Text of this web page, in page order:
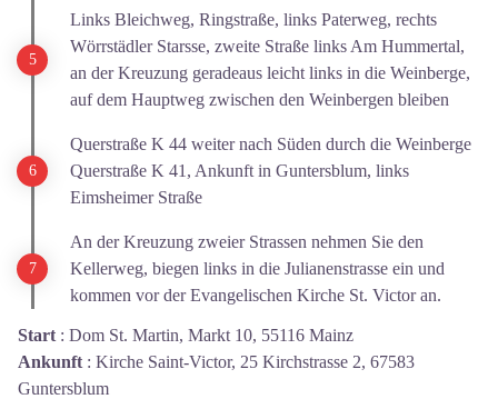
Links Bleichweg, Ringstraße, links Paterweg, rechts
Wörrstädler Starsse, zweite Straße links Am Hummertal,
an der Kreuzung geradeaus leicht links in die Weinberge,
auf dem Hauptweg zwischen den Weinbergen bleiben
Querstraße K 44 weiter nach Süden durch die Weinberge
Querstraße K 41, Ankunft in Guntersblum, links
Eimsheimer Straße
An der Kreuzung zweier Strassen nehmen Sie den
Kellerweg, biegen links in die Julianenstrasse ein und
kommen vor der Evangelischen Kirche St. Victor an.
Start : Dom St. Martin, Markt 10, 55116 Mainz
Ankunft : Kirche Saint-Victor, 25 Kirchstrasse 2, 67583
Guntersblum